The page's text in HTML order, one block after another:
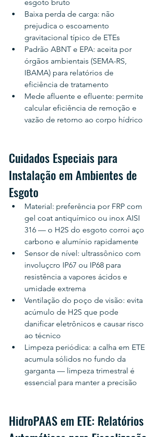
esgoto bruto
Baixa perda de carga: não
prejudica o escoamento
gravitacional típico de ETEs
Padrão ABNT e EPA: aceita por
órgãos ambientais (SEMA-RS,
IBAMA) para relatórios de
eficiência de tratamento
Mede afluente e efluente: permite
calcular eficiência de remoção e
vazão de retorno ao corpo hídrico
Cuidados Especiais para
Instalação em Ambientes de
Esgoto
Material: preferência por FRP com
gel coat antiquímico ou inox AISI
316 — o H2S do esgoto corroi aço
carbono e alumínio rapidamente
Sensor de nível: ultrassônico com
involuçcro IP67 ou IP68 para
resistência a vapores ácidos e
umidade extrema
Ventilação do poço de visão: evita
acúmulo de H2S que pode
danificar eletrônicos e causar risco
ao técnico
Limpeza periódica: a calha em ETE
acumula sólidos no fundo da
garganta — limpeza trimestral é
essencial para manter a precisão
HidroPAAS em ETE: Relatórios